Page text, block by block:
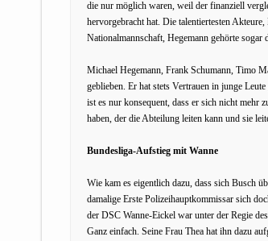
die nur möglich waren, weil der finanziell
hervorgebracht hat. Die talentiertesten
Nationalmannschaft, Hegemann gehörte
Michael Hegemann, Frank Schumann, Timo
geblieben. Er hat stets Vertrauen in junge
ist es nur konsequent, dass er sich nicht
haben, der die Abteilung leiten kann und sie
Bundesliga-Aufstieg mit Wanne
Wie kam es eigentlich dazu, dass sich Busch
damalige Erste Polizeihauptkommissar sich
der DSC Wanne-Eickel war unter der Regie
Ganz einfach. Seine Frau Thea hat ihn dazu